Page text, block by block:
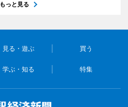
もっと見る
見る・遊ぶ 買う
学ぶ・知る 特集